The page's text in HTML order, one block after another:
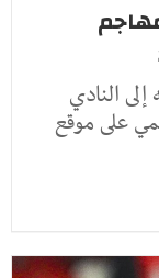
النادي
على موقع